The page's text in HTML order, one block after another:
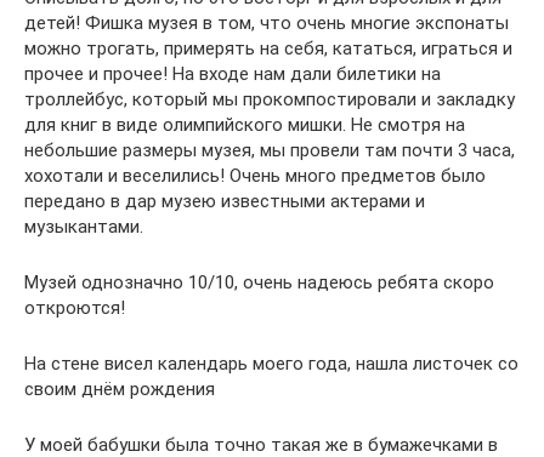
детей! Фишка музея в том, что очень многие экспонаты
можно трогать, примерять на себя, кататься, играться и
прочее и прочее! На входе нам дали билетики на
троллейбус, который мы прокомпостировали и закладку
для книг в виде олимпийского мишки. Не смотря на
небольшие размеры музея, мы провели там почти 3 часа,
хохотали и веселились! Очень много предметов было
передано в дар музею известными актерами и
музыкантами.
Музей однозначно 10/10, очень надеюсь ребята скоро
откроются!
На стене висел календарь моего года, нашла листочек со
своим днём рождения
У моей бабушки была точно такая же в бумажечками в